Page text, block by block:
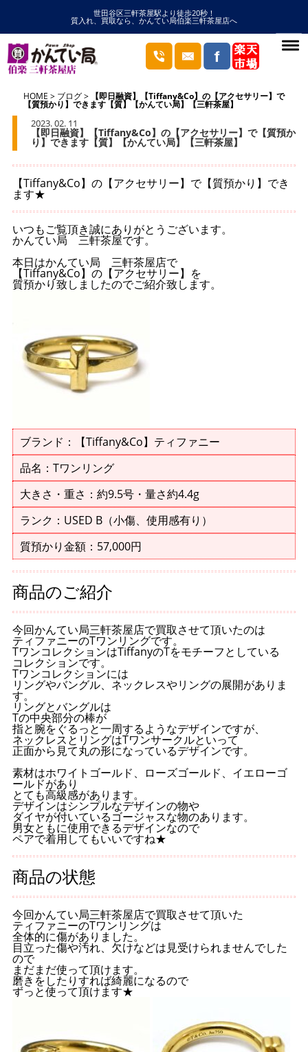
世田谷区三軒茶屋駅より徒歩20秒！
質入れ、買取なら、かんてい局伯楽三軒茶屋店へ
HOME ブログ 【即日融資】【Tiffany&Co】の【アクセサリー】で
【質預かり】できます【質】【かんてい局】【三軒茶屋】
2023. 02. 11
【即日融資】【Tiffany&Co】の【アクセサリー】で【質預か
り】できます【質】【かんてい局】【三軒茶屋】
【Tiffany&Co】の【アクセサリー】で【質預かり】でき
ます★
いつもご覧頂き誠にありがとうございます。
かんてい局 三軒茶屋です。
本日はかんてい局 三軒茶屋店で
【Tiffany&Co】の【アクセサリー】を
質預かり致しましたのでご紹介致します。
ブランド：【Tiffany&Co】ティファニー
品名：Tワンリング
大きさ・重さ：約9.5号・量さ約4.4g
ランク：USED B（小傷、使用感有り）
質預かり金額：57,000円
商品のご紹介
今回かんてい局三軒茶屋店で買取させて頂いたのは
ティファニーのTワンリングです。
TワンコレクションはTiffanyのTをモチーフとしている
コレクションです。
Tワンコレクションには
リングやバングル、ネックレスやリングの展開がありま
す。
リングとバングルは
Tの中央部分の棒が
指と腕をぐるっと一周するようなデザインですが、
ネックレスとリングはTワンサークルといって
正面から見て丸の形になっているデザインです。
素材はホワイトゴールド、ローズゴールド、イエローゴ
ールドがあり
とても高級感があります。
デザインはシンプルなデザインの物や
ダイヤが付いているゴージャスな物のあります。
男女ともに使用できるデザインなので
ペアで着用してもいいですね★
商品の状態
今回かんてい局三軒茶屋店で買取させて頂いた
ティファニーのTワンリングは
全体的に傷がありました。
目立った傷や汚れ、欠けなどは見受けられませんでした
ので
まだまだ使って頂けます。
磨きをしたりすれば綺麗になるので
ずっと使って頂けます★